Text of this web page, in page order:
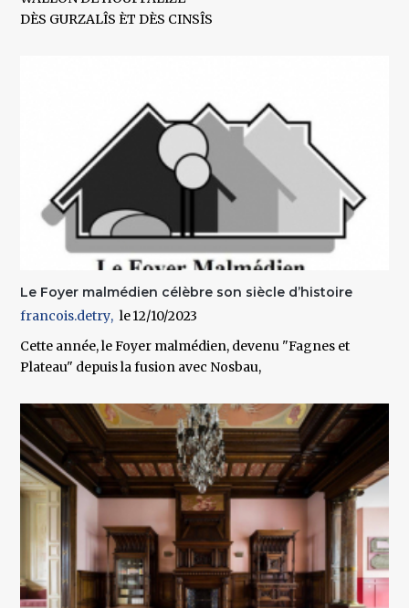
DÈS GURZALÎS ÈT DÈS CINSÎS
Le Foyer malmédien célèbre son siècle d’histoire
francois.detry
12/10/2023
Cette année, le Foyer malmédien, devenu "Fagnes et
Plateau" depuis la fusion avec Nosbau,